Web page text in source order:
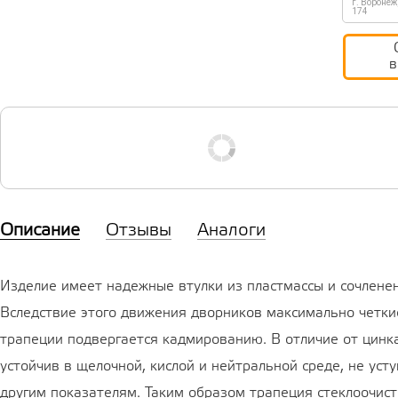
174
Описание Отзывы Аналоги
Изделие имеет надежные втулки из пластмассы и
Вследствие этого движения дворников максимально
трапеции подвергается кадмированию. В отличие от
устойчив в щелочной, кислой и нейтральной среде, не
другим показателям. Таким образом трапеция